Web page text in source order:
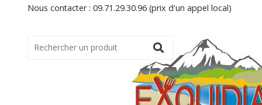
Nous contacter : 09.71.29.30.96 (prix d'un appel local)